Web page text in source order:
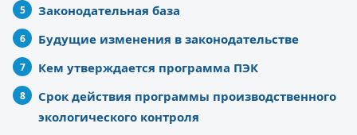
Законодательная база
Будущие изменения в законодательстве
Кем утверждается программа ПЭК
Срок действия программы производственного
экологического контроля